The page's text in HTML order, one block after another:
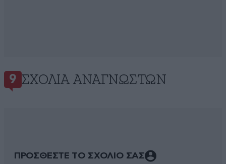
9 ΣΧΌΛΙΑ ΑΝΑΓΝΩΣΤΏΝ
ΠΡΟΣΘΕΣΤΕ ΤΟ ΣΧΟΛΙΟ ΣΑΣ